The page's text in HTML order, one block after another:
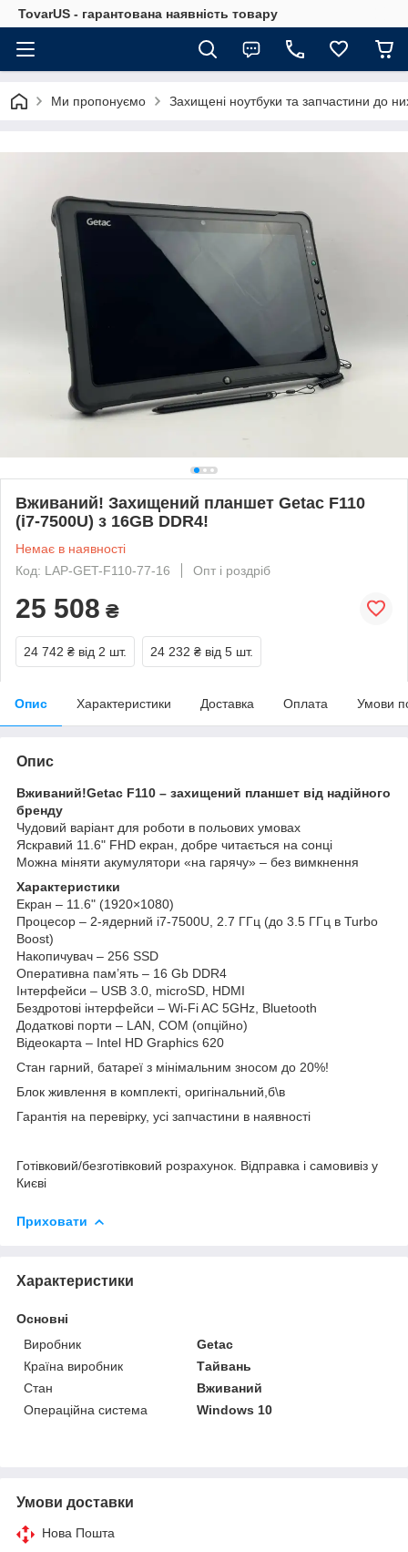
TovarUS - гарантована наявність товару
Ми пропонуємо Захищені ноутбуки та запчастини до
Вживаний! Захищений планшет Getac F110
(i7-7500U) з 16GB DDR4!
Немає в наявності
Код: LAP-GET-F110-77-16
Опт і роздріб
25 508 ₴
24 742 ₴ від 2 шт. 24 232 ₴ від 5 шт.
Опис Характеристики Доставка Оплата Умови
Опис
Вживаний!Getac F110 – захищений планшет від надійного
бренду
Чудовий варіант для роботи в польових умовах
Яскравий 11.6" FHD екран, добре читається на сонці
Можна міняти акумулятори «на гарячу» – без вимкнення
Характеристики
Екран – 11.6" (1920×1080)
Процесор – 2-ядерний i7-7500U, 2.7 ГГц (до 3.5 ГГц в Turbo
Boost)
Накопичувач – 256 SSD
Оперативна пам’ять – 16 Gb DDR4
Інтерфейси – USB 3.0, microSD, HDMI
Бездротові інтерфейси – Wi-Fi AC 5GHz, Bluetooth
Додаткові порти – LAN, COM (опційно)
Відеокарта – Intel HD Graphics 620
Стан гарний, батареї з мінімальним зносом до 20%!
Блок живлення в комплекті, оригінальний,б\в
Гарантія на перевірку, усі запчастини в наявності
Готівковий/безготівковий розрахунок. Відправка і самовивіз у
Києві
Приховати
Характеристики
Основні
Виробник
Getac
Країна виробник
Тайвань
Стан
Вживаний
Операційна система
Windows 10
Умови доставки
Нова Пошта